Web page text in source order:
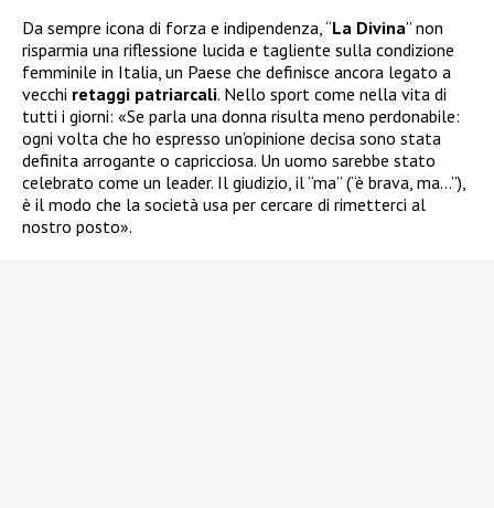
Da sempre icona di forza e indipendenza, “La Divina” non
risparmia una riflessione lucida e tagliente sulla condizione
femminile in Italia, un Paese che definisce ancora legato a
vecchi retaggi patriarcali. Nello sport come nella vita di
tutti i giorni: «Se parla una donna risulta meno perdonabile:
ogni volta che ho espresso un’opinione decisa sono stata
definita arrogante o capricciosa. Un uomo sarebbe stato
celebrato come un leader. Il giudizio, il “ma” (“è brava, ma…”),
è il modo che la società usa per cercare di rimetterci al
nostro posto».